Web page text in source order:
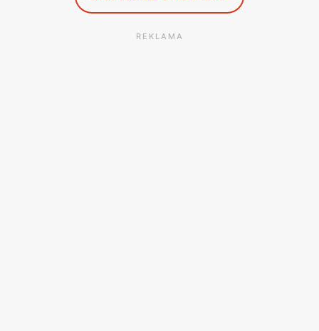
REKLAMA